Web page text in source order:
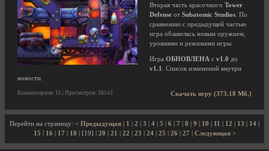
Вторая часть красочного Tower
Defense от Subatomic Studios . По
сравнению с предыдущей частью
игра обзавелась новым оружием,
уровнями и режимами игры.
Игра ОБНОВЛЕНА с v1.0 до
v1.1
. Список изменений внутри
новости.
Скачать игру (373.18 Мб.)
Комментариев: 15 | Просмотров: 28543
Перейти на страницу: < Предыдущая 1 2 3 4 5 6 7 8 9 10 11 12 13 14
15
16 17 18 | [19] | 20 21 22 23 24| 25 26 27 Следующая >